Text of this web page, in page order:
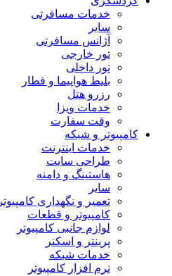
خدمات مسافرتی
سایر
آژانس مسافرتی
تور خارجی
تور داخلی
بلیط هواپیما و قطار
رزرو هتل
خدمات ویزا
وقت سفارت
کامپیوتر و شبکه
خدمات اینترنت
طراحی سایت
هاستینگ و دامنه
سایر
تعمیر و نگهداری کامپیوتر
کامپیوتر و قطعات
لوازم جانبی کامپیوتر
پرینتر و اسکنر
خدمات شبکه
نرم افزار کامپیوتر